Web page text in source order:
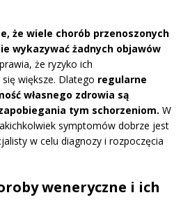
że wiele chorób przenoszonych
wykazywać żadnych objawów
że ryzyko ich
większe. Dlatego regularne
własnego zdrowia są
tym schorzeniom. W
symptomów dobrze jest
w celu diagnozy i rozpoczęcia
weneryczne i ich